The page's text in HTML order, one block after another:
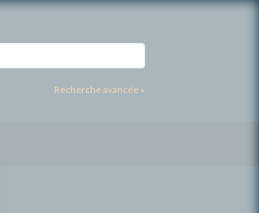
Recherche avancée »